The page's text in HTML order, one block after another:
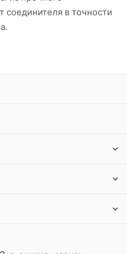
соединителя в точности